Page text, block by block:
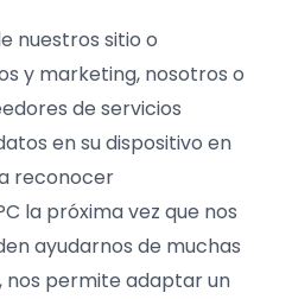
nuestros sitio o
y marketing, nosotros o
de servicios
en su dispositivo en
reconocer
la próxima vez que nos
ayudarnos de muchas
nos permite adaptar un